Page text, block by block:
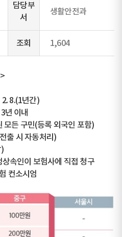
담당부
서
생활안전과
조회 1,604
2. 8.(1년간)
년 이내
모든 구민(등록 외국인 포함)
출 시 자동처리)
속인이 보험사에 직접 청구
컨소시엄